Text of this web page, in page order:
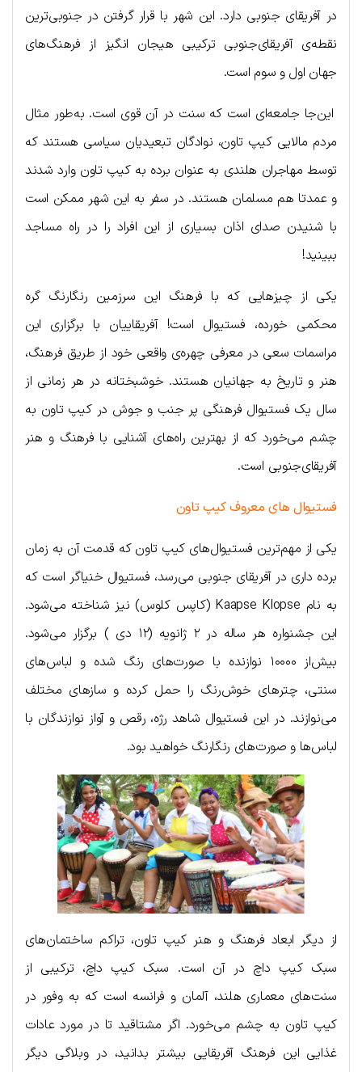
در آفریقای‌ جنوبی دارد. این شهر با قرار گرفتن در جنوبی‌ترین
نقطه‌ی آفریقای‌جنوبی ترکیبی هیجان انگیز از فرهنگ‌های
جهان اول و سوم است.
این‌جا جامعه‌ای است که سنت در آن قوی است. به‌طور مثال
مردم مالایی کیپ تاون، نوادگان تبعیدیان سیاسی هستند که
توسط مهاجران هلندی به عنوان برده به کیپ تاون وارد شدند
و عمدتا هم مسلمان هستند. در سفر به این شهر ممکن است
با شنیدن صدای اذان بسیاری از این افراد را در راه مساجد
ببینید!
یکی از چیزهایی که با فرهنگ این سرزمین رنگارنگ گره
محکمی خورده، فستیوال‌ است! آفریقاییان با برگزاری این
مراسمات سعی در معرفی چهره‌ی واقعی خود از طریق فرهنگ،
هنر و تاریخ به جهانیان هستند. خوشبختانه در هر زمانی از
سال یک فستیوال فرهنگی پر جنب و جوش در کیپ تاون به
چشم می‌خورد که از بهترین راه‌های آشنایی با فرهنگ و هنر
آفریقای‌جنوبی است.
فستیوال های معروف کیپ تاون
یکی از مهم‌ترین فستیوال‌های کیپ تاون که قدمت آن به زمان
برده داری در آفریقای جنوبی می‌رسد، فستیوال خنیاگر است که
به نام Kaapse Klopse (کاپس کلوس) نیز شناخته می‌شود.
این جشنواره هر ساله در ۲ ژانویه (۱۲ دی ) برگزار می‌شود.
بیش‌از ۱۰۰۰۰ نوازنده با صورت‌های رنگ شده و لباس‌های
سنتی، چترهای خوش‌رنگ را حمل کرده و سازهای مختلف
می‌نوازند. در این فستیوال شاهد رژه‌، رقص و آواز نوازندگان با
لباس‌ها و صورت‌های رنگارنگ خواهید بود.
از دیگر ابعاد فرهنگ و هنر کیپ تاون، تراکم ساختمان‌های
سبک کیپ داچ در آن است. سبک کیپ داچ، ترکیبی از
سنت‌های معماری هلند، آلمان و فرانسه است که به وفور در
کیپ تاون به چشم می‌خورد. اگر مشتاقید تا در مورد عادات
غذایی این فرهنگ آفریقایی بیشتر بدانید، در وبلاگی دیگر